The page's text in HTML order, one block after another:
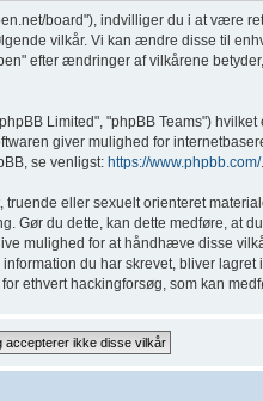
board"), indvilliger du i at være
vilkår. Vi kan ændre disse til
efter ændringer af vilkårene
Limited", "phpBB Teams")
giver mulighed for
se venligst: https://www.phpbb.com/.
eller sexuelt orienteret
du dette, kan dette medføre, at
mulighed for at håndhæve disse
du har skrevet, bliver
ethvert hackingforsøg, som kan